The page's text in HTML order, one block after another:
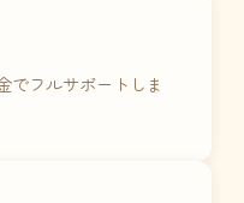
でフルサポートしま